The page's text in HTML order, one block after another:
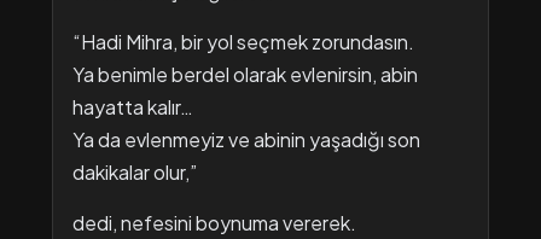
“Hadi Mihra, bir yol seçmek zorundasın.
Ya benimle berdel olarak evlenirsin, abin
hayatta kalır…
Ya da evlenmeyiz ve abinin yaşadığı son
dakikalar olur,”
dedi, nefesini boynuma vererek.